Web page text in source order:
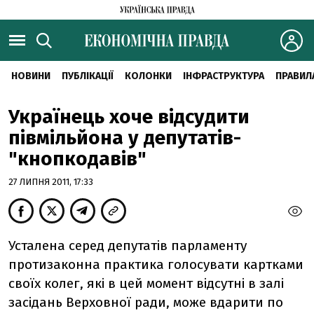
НОВИНИ ПУБЛІКАЦІЇ КОЛОНКИ ІНФРАСТРУКТУРА
Українець хоче відсудити
півмільйона у депутатів-
"кнопкодавів"
27 ЛИПНЯ 2011, 17:33
Усталена серед депутатів парламенту
протизаконна практика голосувати картками
своїх колег, які в цей момент відсутні в залі
засідань Верховної ради, може вдарити по